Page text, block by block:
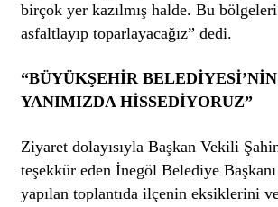
birçok yer kazılmış halde. Bu bölgeleri
asfaltlayıp toparlayacağız” dedi.
“BÜYÜKŞEHİR
YANIMIZDA HİSSEDİYORUZ”
Ziyaret dolayısıyla Başkan Vekili
teşekkür eden İnegöl Belediye
yapılan toplantıda ilçenin eksiklerini